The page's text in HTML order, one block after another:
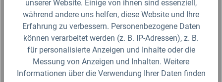
Schlauchverbinder Steckkupplung
Der Schlauchverbinder ist geeignet, um einen
Schlauch mit einer Steckkupplung zu verbinden. Sie
unserer Website. Einige von ihnen sind essenziell,
während andere uns helfen, diese Website und Ihre
Erfahrung zu verbessern. Personenbezogene Daten
können verarbeitet werden (z. B. IP-Adressen), z. B.
für personalisierte Anzeigen und Inhalte oder die
Messung von Anzeigen und Inhalten. Weitere
Informationen über die Verwendung Ihrer Daten finden